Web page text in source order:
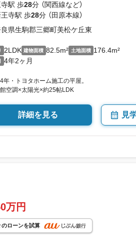
寺駅 歩28分 （関西線など）
王寺駅 歩28分 （田原本線）
県生駒郡三郷町美松ケ丘東
2LDK 建物面積 82.5m² 土地面積 176.4m²
4年2ヶ月
年・トヨタホーム施工の平屋。
空調×太陽光×約25帖LDK
詳細を見る 見
万円
のローンを試算